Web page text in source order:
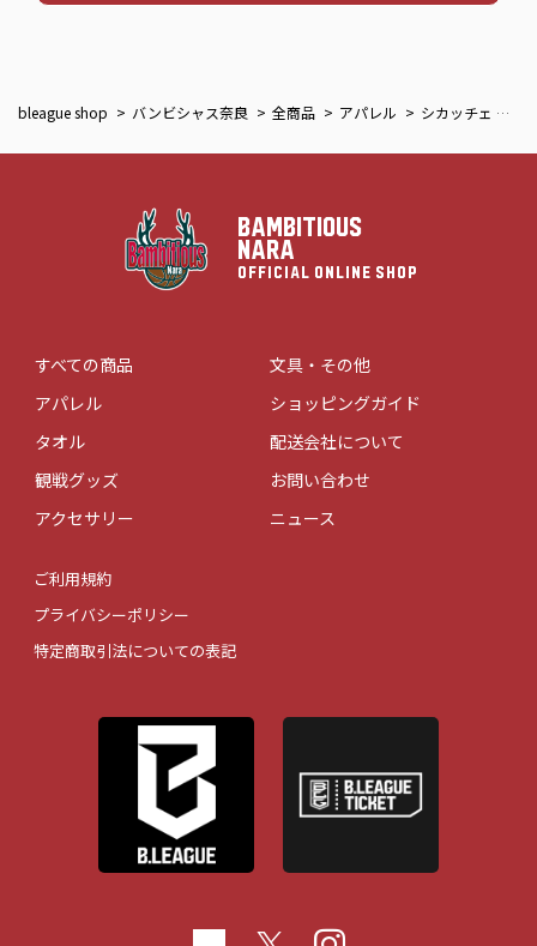
bleague shop バンビシャス奈良 全商品 アパレル シカッチェ サガラ刺繍スクエアトート
BAMBITIOUS
NARA
OFFICIAL ONLINE SHOP
すべての商品
アパレル
タオル
観戦グッズ
アクセサリー
文具・その他
ショッピングガイド
配送会社について
お問い合わせ
ニュース
ご利用規約
プライバシーポリシー
特定商取引法についての表記